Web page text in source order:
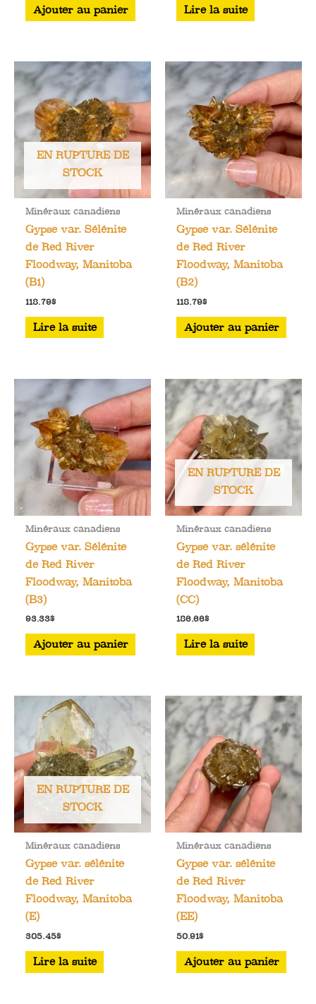
Ajouter au panier Lire la suite
EN RUPTURE DE
STOCK
Minéraux canadiens
Gypse var. Sélénite
de Red River
Floodway, Manitoba
(B1)
118.79$
Lire la suite
Minéraux canadiens
Gypse var. Sélénite
de Red River
Floodway, Manitoba
(B2)
118.79$
Ajouter au panier
Minéraux canadiens
Gypse var. Sélénite
de Red River
Floodway, Manitoba
(B3)
93.33$
Ajouter au panier
EN RUPTURE DE
STOCK
Minéraux canadiens
Gypse var. sélénite
de Red River
Floodway, Manitoba
(CC)
186.66$
Lire la suite
EN RUPTURE DE
STOCK
Minéraux canadiens
Gypse var. sélénite
de Red River
Floodway, Manitoba
(E)
305.45$
Lire la suite
Minéraux canadiens
Gypse var. sélénite
de Red River
Floodway, Manitoba
(EE)
50.91$
Ajouter au panier